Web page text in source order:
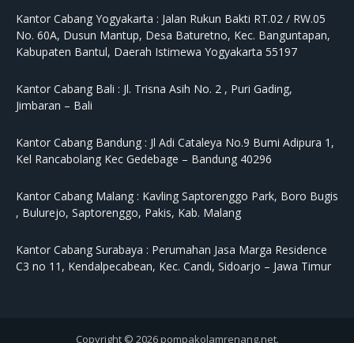
Kantor Cabang Yogyakarta : Jalan Rukun Bakti RT.02 / RW.05
No. 60A, Dusun Mantup, Desa Baturetno, Kec. Banguntapan,
Kabupaten Bantul, Daerah Istimewa Yogyakarta 55197
Kantor Cabang Bali : Jl. Trisna Asih No. 2 , Puri Gading,
Jimbaran – Bali
Kantor Cabang Bandung : Jl Adi Cataleya No.9 Bumi Adipura 1,
Kel Rancabolang Kec Gedebage – Bandung 40296
Kantor Cabang Malang : Kavling Saptorenggo Park, Boro Bugis
, Bulurejo, Saptorenggo, Pakis, Kab. Malang
Kantor Cabang Surabaya : Perumahan Jasa Marga Residence
C3 no 11, Kendalpecabean, Kec. Candi, Sidoarjo – Jawa Timur
Copyright © 2026 pompakolamrenang.net.